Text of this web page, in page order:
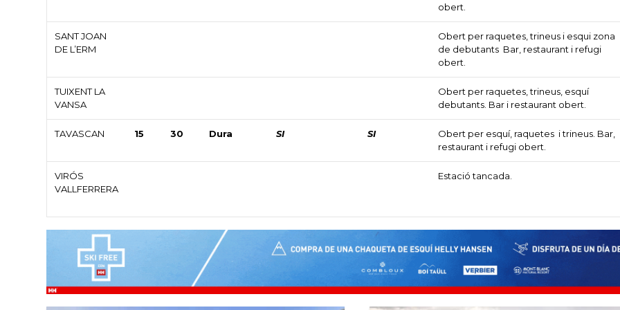
obert.
SANT JOAN
DE L’ERM
Obert per raquetes, trineus i esqui zona
de debutants Bar, restaurant i refugi
obert.
TUIXENT LA
VANSA
Obert per raquetes, trineus, esquí
debutants. Bar i restaurant obert.
TAVASCAN 15 30 Dura SI SI
Obert per esquí, raquetes i trineus. Bar,
restaurant i refugi obert.
VIRÓS
VALLFERRERA
Estació tancada.